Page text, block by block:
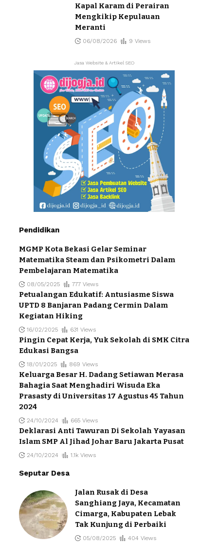
Kapal Karam di Perairan
Mengkikip Kepulauan
Meranti
06/08/2026 9 Views
Jasa Website & Artikel SEO
Pendidikan
MGMP Kota Bekasi Gelar Seminar
Matematika Steam dan Psikometri Dalam
Pembelajaran Matematika
08/05/2025 777 Views
Petualangan Edukatif: Antusiasme Siswa
UPTD 8 Banjaran Padang Cermin Dalam
Kegiatan Hiking
16/02/2025 631 Views
Pingin Cepat Kerja, Yuk Sekolah di SMK Citra
Edukasi Bangsa
18/01/2025 869 Views
Keluarga Besar H. Dadang Setiawan Merasa
Bahagia Saat Menghadiri Wisuda Eka
Prasasty di Universitas 17 Agustus 45 Tahun
2024
24/10/2024 665 Views
Deklarasi Anti Tawuran Di Sekolah Yayasan
Islam SMP Al Jihad Johar Baru Jakarta Pusat
24/10/2024 1.1k Views
Seputar Desa
Jalan Rusak di Desa
Sanghiang Jaya, Kecamatan
Cimarga, Kabupaten Lebak
Tak Kunjung di Perbaiki
05/08/2025 404 Views